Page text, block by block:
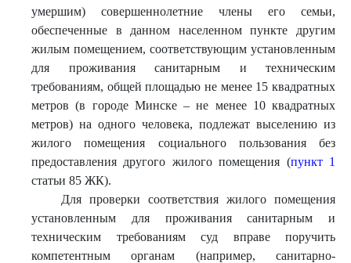
умершим) совершеннолетние члены его семьи,
обеспеченные в данном населенном пункте другим
жилым помещением, соответствующим установленным
для проживания санитарным и техническим
требованиям, общей площадью не менее 15 квадратных
метров (в городе Минске – не менее 10 квадратных
метров) на одного человека, подлежат выселению из
жилого помещения социального пользования без
предоставления другого жилого помещения (пункт 1
статьи 85 ЖК).
Для проверки соответствия жилого помещения
установленным для проживания санитарным и
техническим требованиям суд вправе поручить
компетентным органам (например, санитарно-